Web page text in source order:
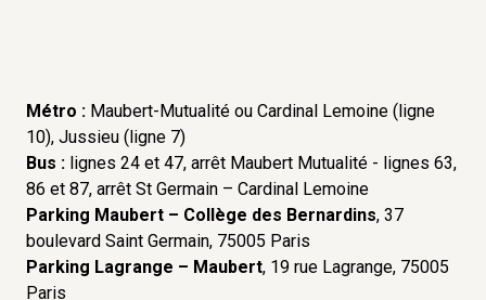
Métro : Maubert-Mutualité ou Cardinal Lemoine (ligne
10), Jussieu (ligne 7)
Bus : lignes 24 et 47, arrêt Maubert Mutualité - lignes 63,
86 et 87, arrêt St Germain – Cardinal Lemoine
Parking Maubert – Collège des Bernardins, 37
boulevard Saint Germain, 75005 Paris
Parking Lagrange – Maubert, 19 rue Lagrange, 75005
Paris